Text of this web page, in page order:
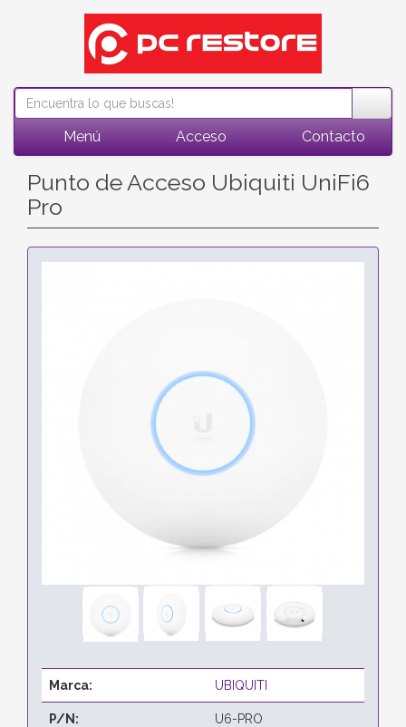
Menú Acceso Contacto
Punto de Acceso Ubiquiti UniFi6
Pro
Marca: UBIQUITI
P/N: U6-PRO